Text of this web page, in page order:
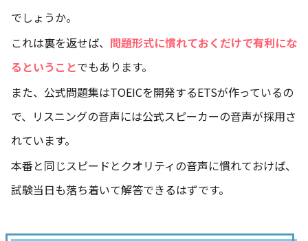
でしょうか。
これは裏を返せば、 問題形式に慣れておくだけで有利にな
るということでもあります。
また、公式問題集はTOEICを開発するETSが作っているの
で、リスニングの音声には公式スピーカーの音声が採用さ
れています。
本番と同じスピードとクオリティの音声に慣れておけば、
試験当日も落ち着いて解答できるはずです。